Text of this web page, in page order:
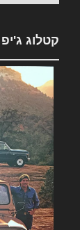
קטלוג ג'יפ 1985